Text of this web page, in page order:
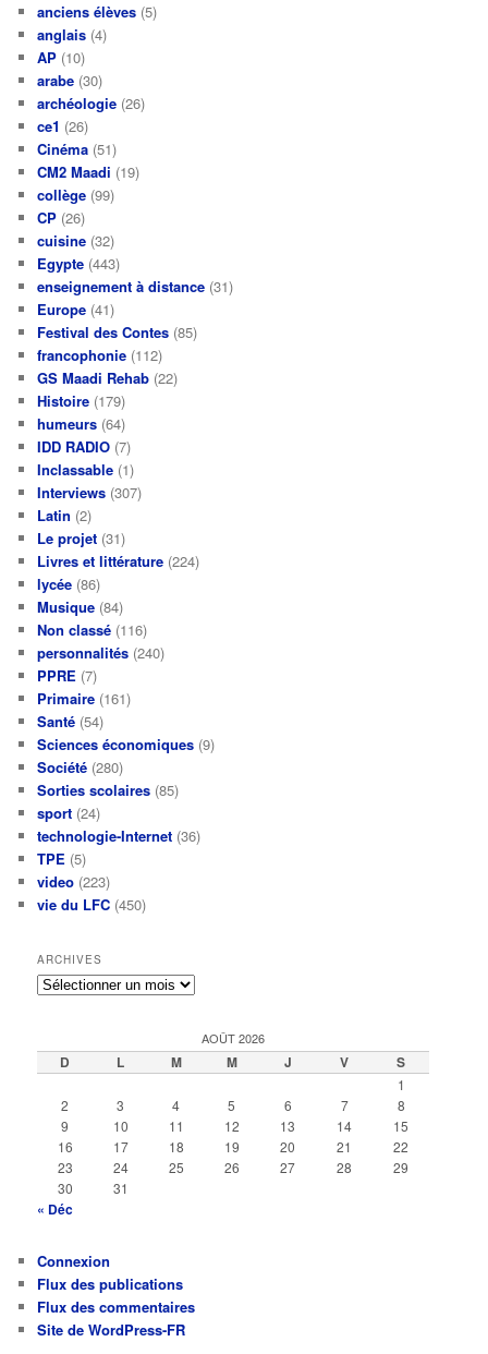
anciens élèves (5)
anglais (4)
AP (10)
arabe (30)
archéologie (26)
ce1 (26)
Cinéma (51)
CM2 Maadi (19)
collège (99)
CP (26)
cuisine (32)
Egypte (443)
enseignement à distance (31)
Europe (41)
Festival des Contes (85)
francophonie (112)
GS Maadi Rehab (22)
Histoire (179)
humeurs (64)
IDD RADIO (7)
Inclassable (1)
Interviews (307)
Latin (2)
Le projet (31)
Livres et littérature (224)
lycée (86)
Musique (84)
Non classé (116)
personnalités (240)
PPRE (7)
Primaire (161)
Santé (54)
Sciences économiques (9)
Société (280)
Sorties scolaires (85)
sport (24)
technologie-Internet (36)
TPE (5)
video (223)
vie du LFC (450)
ARCHIVES
Archives
AOÛT 2026
D L M M J V S
1
2
3 4 5 6 7
8
9
10 11 12 13 14
15
16
17 18 19 20 21
22
23
24 25 26 27 28
29
30
31
« Déc
Connexion
Flux des publications
Flux des commentaires
Site de WordPress-FR